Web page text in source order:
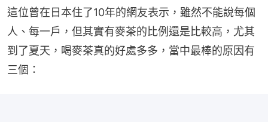
這位曾在日本住了10年的網友表示，雖然不能說每個
人、每一戶，但其實有麥茶的比例還是比較高，尤其
到了夏天，喝麥茶真的好處多多，當中最棒的原因有
三個：